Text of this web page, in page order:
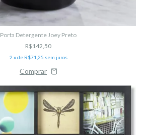
Porta Detergente Joey Preto
R$142,50
2 x de R$71,25 sem juros